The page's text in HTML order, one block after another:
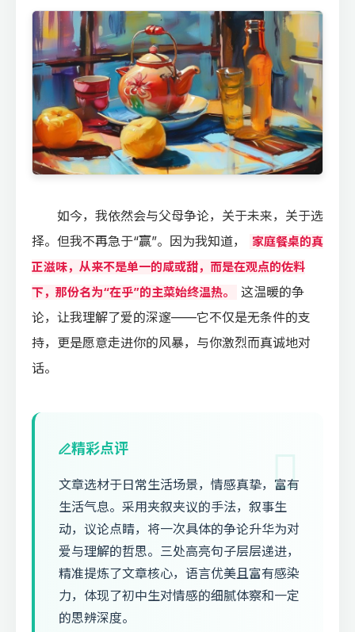
如今，我依然会与父母争论，关于未来，关于选
择。但我不再急于“赢”。因为我知道，
家庭餐桌的真
正滋味，从来不是单一的咸或甜，而是在观点的佐料
下，那份名为“在乎”的主菜始终温热。
这温暖的争
论，让我理解了爱的深邃——它不仅是无条件的支
持，更是愿意走进你的风暴，与你激烈而真诚地对
话。
精彩点评
文章选材于日常生活场景，情感真挚，富有
生活气息。采用夹叙夹议的手法，叙事生
动，议论点睛，将一次具体的争论升华为对
爱与理解的哲思。三处高亮句子层层递进，
精准提炼了文章核心，语言优美且富有感染
力，体现了初中生对情感的细腻体察和一定
的思辨深度。